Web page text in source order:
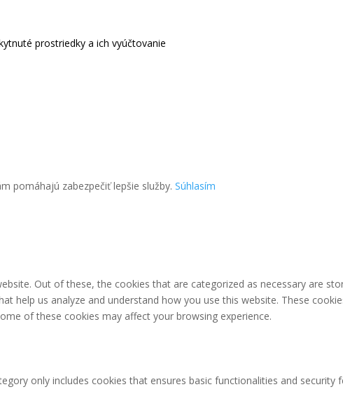
prostriedky a ich vyúčtovanie
pomáhajú zabezpečiť lepšie služby. Súhlasím
Out of these, the cookies that are categorized as necessary are
help us analyze and understand how you use this website. These
of these cookies may affect your browsing experience.
only includes cookies that ensures basic functionalities and